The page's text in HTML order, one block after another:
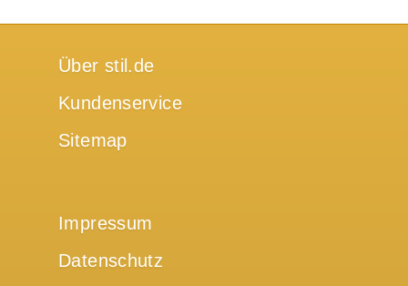
Über stil.de
Kundenservice
Sitemap
Impressum
Datenschutz